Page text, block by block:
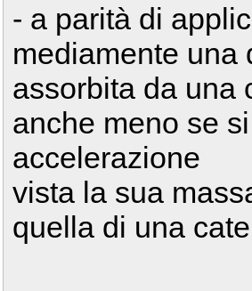
- a parità di
mediamente una
assorbita da una
anche meno se
accelerazione
vista la sua
quella di una